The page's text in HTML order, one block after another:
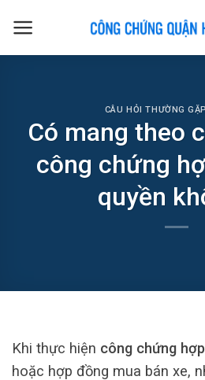
CÂU HỎI THƯỜNG
Có mang theo
công chứng
quyền
Khi thực hiện công chứng
hoặc hợp đồng mua bán xe,